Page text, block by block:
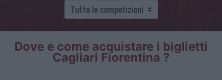
Dove e come acquistare i biglietti
Cagliari Fiorentina ?